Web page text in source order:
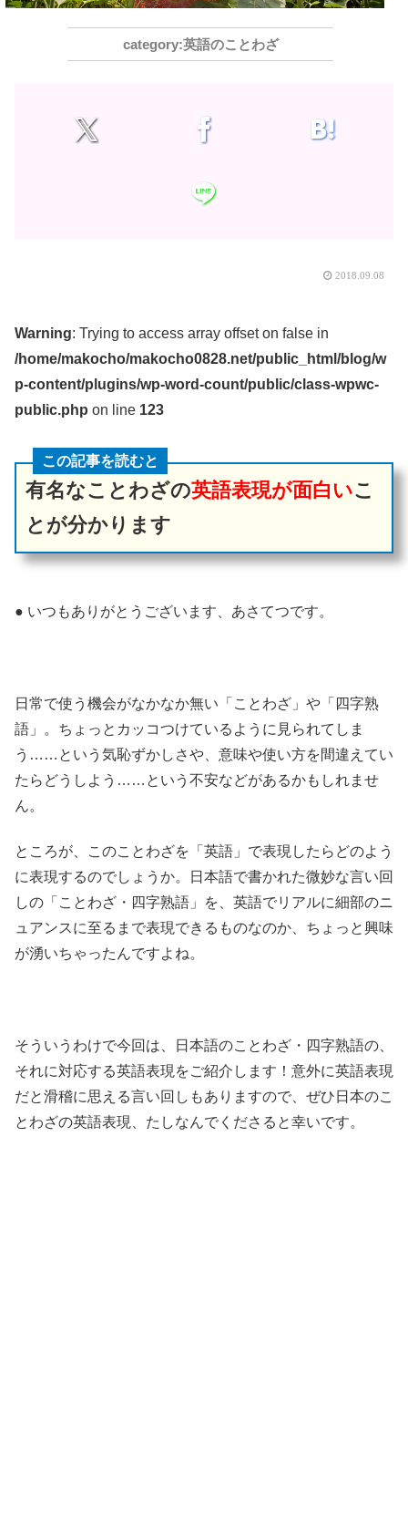
英語のことわざ
2018.09.08
Warning: Trying to access array offset on false in
/home/makocho/makocho0828.net/public_html/blog/w
p-content/plugins/wp-word-count/public/class-wpwc-
public.php on line 123
この記事を読むと
有名なことわざの英語表現が面白いこ
とが分かります
● いつもありがとうございます、あさてつです。
日常で使う機会がなかなか無い「ことわざ」や「四字熟
語」。ちょっとカッコつけているように見られてしま
う……という気恥ずかしさや、意味や使い方を間違えてい
たらどうしよう……という不安などがあるかもしれませ
ん。
ところが、このことわざを「英語」で表現したらどのよう
に表現するのでしょうか。日本語で書かれた微妙な言い回
しの「ことわざ・四字熟語」を、英語でリアルに細部のニ
ュアンスに至るまで表現できるものなのか、ちょっと興味
が湧いちゃったんですよね。
そういうわけで今回は、日本語のことわざ・四字熟語の、
それに対応する英語表現をご紹介します！意外に英語表現
だと滑稽に思える言い回しもありますので、ぜひ日本のこ
とわざの英語表現、たしなんでくださると幸いです。